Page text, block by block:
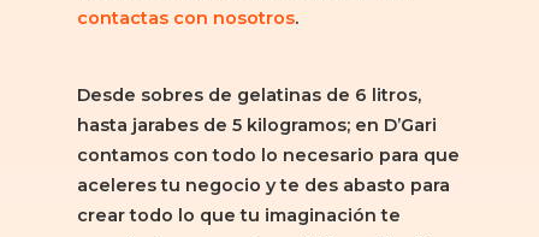
contactas con nosotros.
Desde sobres de gelatinas de 6 litros,
hasta jarabes de 5 kilogramos; en D’Gari
contamos con todo lo necesario para que
aceleres tu negocio y te des abasto para
crear todo lo que tu imaginación te